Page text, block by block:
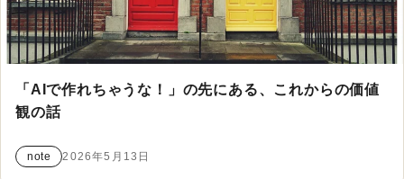
「AIで作れちゃうな！」の先にある、これからの価値
観の話
note 2026年5月13日